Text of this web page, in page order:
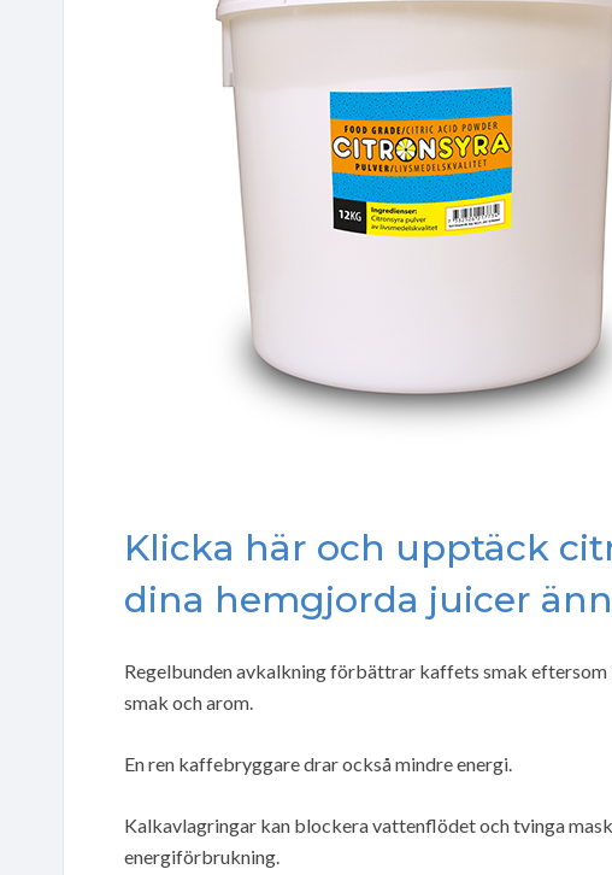
Klicka här och upptäck
dina hemgjorda juicer
Regelbunden avkalkning förbättrar kaffets smak
smak och arom.
En ren kaffebryggare drar också mindre energi.
Kalkavlagringar kan blockera vattenflödet och tvinga
energiförbrukning.